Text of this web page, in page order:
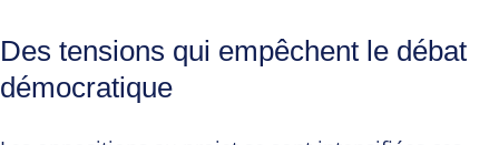
Des tensions qui empêchent le débat
démocratique